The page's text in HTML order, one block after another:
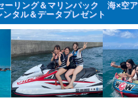
ーリング＆マリンパック 海×空
タル＆データプレゼント